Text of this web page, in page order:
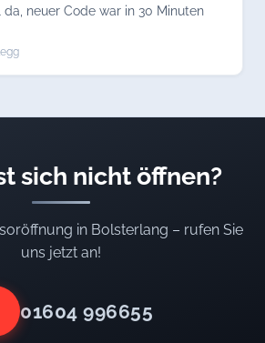
neuer Code war in 30 Minuten
sich nicht öffnen?
in Bolsterlang – rufen Sie
uns jetzt an!
01604 996655